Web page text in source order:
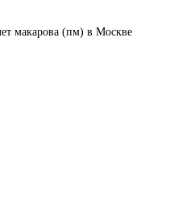
макарова (пм) в Москве